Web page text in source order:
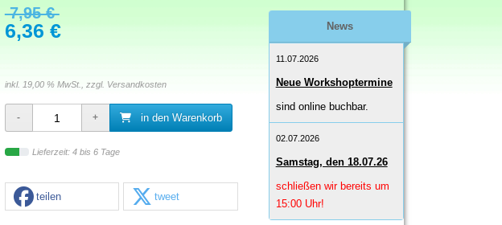
7,95 €
6,36 €
inkl. 19,00 % MwSt., zzgl. Versandkosten
in den Warenkorb
Lieferzeit: 4 bis 6 Tage
teilen tweet
News
11.07.2026
Neue Workshoptermine
sind online buchbar.
02.07.2026
Samstag, den 18.07.26
schließen wir bereits um
15:00 Uhr!